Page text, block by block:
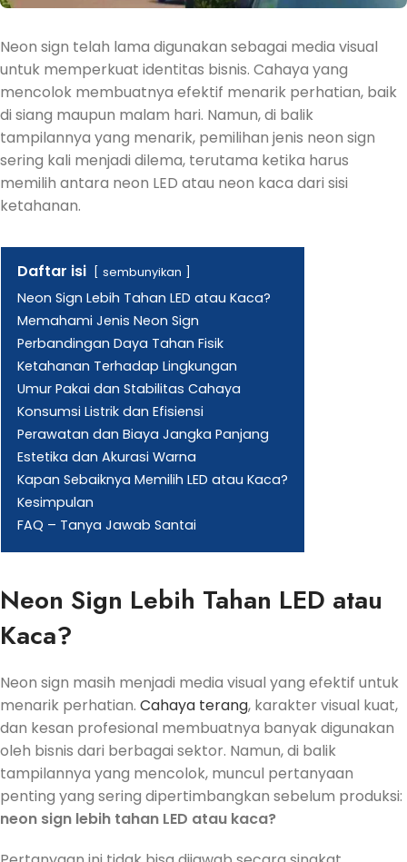
Neon sign telah lama digunakan sebagai media visual
untuk memperkuat identitas bisnis. Cahaya yang
mencolok membuatnya efektif menarik perhatian, baik
di siang maupun malam hari. Namun, di balik
tampilannya yang menarik, pemilihan jenis neon sign
sering kali menjadi dilema, terutama ketika harus
memilih antara neon LED atau neon kaca dari sisi
ketahanan.
Daftar isi sembunyikan
Neon Sign Lebih Tahan LED atau Kaca?
Memahami Jenis Neon Sign
Perbandingan Daya Tahan Fisik
Ketahanan Terhadap Lingkungan
Umur Pakai dan Stabilitas Cahaya
Konsumsi Listrik dan Efisiensi
Perawatan dan Biaya Jangka Panjang
Estetika dan Akurasi Warna
Kapan Sebaiknya Memilih LED atau Kaca?
Kesimpulan
FAQ – Tanya Jawab Santai
Neon Sign Lebih Tahan LED atau
Kaca?
Neon sign masih menjadi media visual yang efektif untuk
menarik perhatian. Cahaya terang, karakter visual kuat,
dan kesan profesional membuatnya banyak digunakan
oleh bisnis dari berbagai sektor. Namun, di balik
tampilannya yang mencolok, muncul pertanyaan
penting yang sering dipertimbangkan sebelum produksi:
neon sign lebih tahan LED atau kaca?